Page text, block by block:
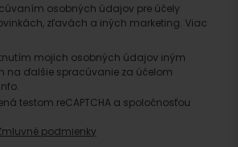
osobných údajov pre účely
zľavách a iných marketing. Viac
mojich osobných údajov iným
na ďalšie spracúvanie za účelom
testom reCAPTCHA a spoločnosťou
podmienky